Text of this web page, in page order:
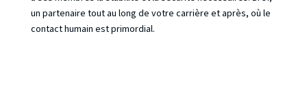
un partenaire tout au long de votre carrière et après, où le
contact humain est primordial.